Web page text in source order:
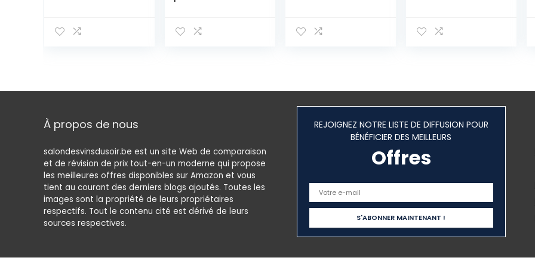
de Tente à bière
Extensibles pour
220x50x80cm)
housse en
Banc pour Une
Ensemble de
Tente à bière
Plein air
Housses de
Ambiance Haut
de
0cm
À propos de nous
salondesvinsdusoir.be est un site Web de comparaison
et de révision de prix tout-en-un moderne qui propose
les meilleures offres disponibles sur Amazon et vous
tient au courant des derniers blogs ajoutés. Toutes les
images sont la propriété de leurs propriétaires
respectifs. Tout le contenu cité est dérivé de leurs
sources respectives.
REJOIGNEZ NOTRE LISTE DE DIFFUSION POUR
BÉNÉFICIER DES MEILLEURS
Offres